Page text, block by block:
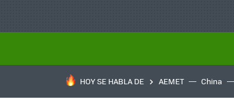
HOY SE HABLA DE AEMET China